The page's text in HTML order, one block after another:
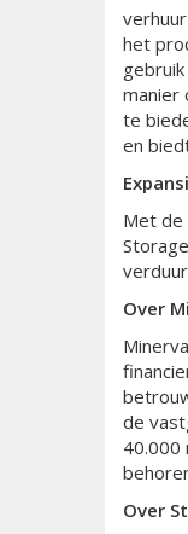
het
manier
te
en
Met de
Over
de
40.000
Over